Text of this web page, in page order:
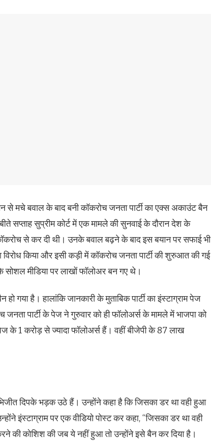
से मचे बवाल के बाद बनी कॉकरोच जनता पार्टी का एक्स अकाउंट बैन
सप्ताह सुप्रीम कोर्ट में एक मामले की सुनवाई के दौरान देश के
से कर दी थी। उनके बवाल बढ़ने के बाद इस बयान पर सफाई भी
किया और इसी कड़ी में कॉकरोच जनता पार्टी की शुरुआत की गई
मीडिया पर लाखों फॉलोअर बन गए थे।
गया है। हालांकि जानकारी के मुताबिक पार्टी का इंस्टाग्राम पेज
पार्टी के पेज ने गुरुवार को ही फॉलोअर्स के मामले में भाजपा को
पेज के 1 करोड़ से ज्यादा फॉलोअर्स हैं। वहीं बीजेपी के 87 लाख
दिपके भड़क उठे हैं। उन्होंने कहा है कि जिसका डर था वही हुआ
इंस्टाग्राम पर एक वीडियो पोस्ट कर कहा, “जिसका डर था वही
की कोशिश की जब ये नहीं हुआ तो उन्होंने इसे बैन कर दिया है।